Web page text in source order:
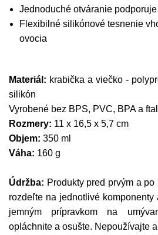
Jednoduché otváranie
Flexibilné silikónové tesnenie
ovocia
Materiál: krabička a viečko -
silikón
Vyrobené bez BPS, PVC, BPA a
Rozmery: 11 x 16,5 x 5,7 cm
Objem: 350 ml
Váha: 160 g
Údržba: Produkty pred prvým a
rozdeľte na jednotlivé
jemným prípravkom na
opláchnite a osušte. Nepoužívajte